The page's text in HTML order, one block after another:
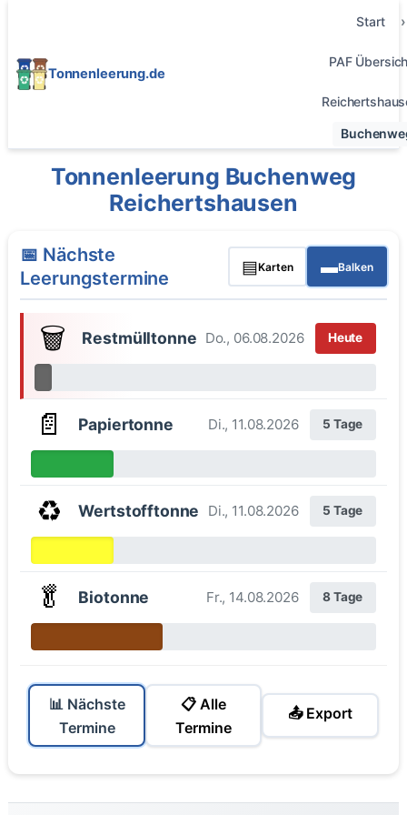
Tonnenleerung.de
Start
PAF
Tonnenleerung Buchenweg
Reichertshausen
📅 Nächste
Leerungstermine
▤Karten ▬Balken
🗑️ Restmülltonne Do., 06.08.2026 Heute
📄 Papiertonne Di., 11.08.2026 5 Tage
♻️ Wertstofftonne Di., 11.08.2026 5 Tage
🥬 Biotonne Fr., 14.08.2026 8 Tage
📊 Nächste
Termine
📋 Alle
Termine
📤 Export